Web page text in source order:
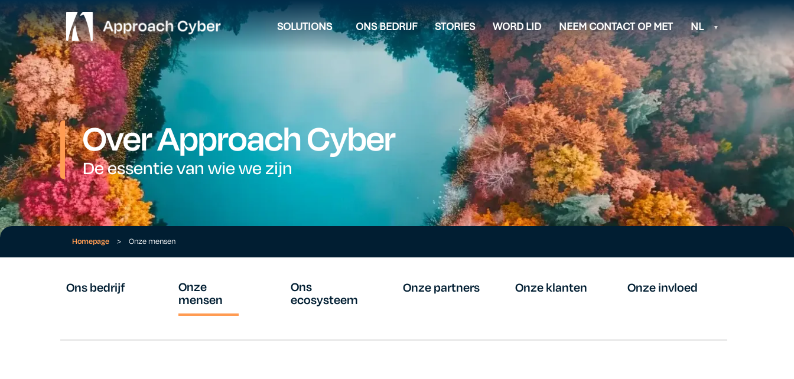
SOLUTIONS ONS BEDRIJF STORIES WORD LID NEEM CONTACT OP MET NL
Over Approach Cyber
De essentie van wie we zijn
Homepage > Onze mensen
Ons bedrijf Onze
mensen
Ons
ecosysteem
Onze partners Onze klanten Onze invloed